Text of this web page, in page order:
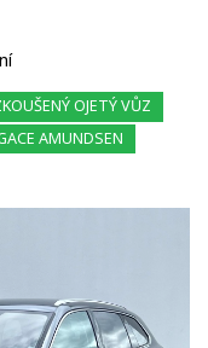
OJETÝ VŮZ
AMUNDSEN